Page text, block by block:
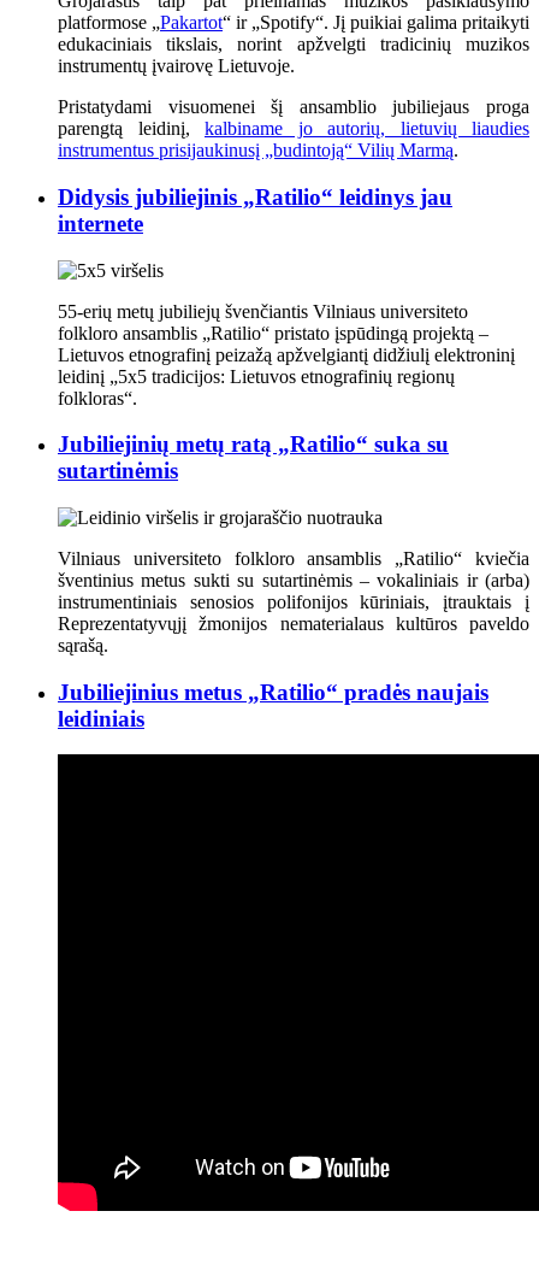
platformose „Pakartot“ ir „Spotify“. Jį puikiai galima pritaikyti
edukaciniais tikslais, norint apžvelgti tradicinių muzikos
instrumentų įvairovę Lietuvoje.
Pristatydami visuomenei šį ansamblio jubiliejaus proga
parengtą leidinį, kalbiname jo autorių, lietuvių liaudies
instrumentus prisijaukinusį „budintoją“ Vilių Marmą.
Didysis jubiliejinis „Ratilio“ leidinys jau
internete
55-erių metų jubiliejų švenčiantis Vilniaus universiteto
folkloro ansamblis „Ratilio“ pristato įspūdingą projektą –
Lietuvos etnografinį peizažą apžvelgiantį didžiulį elektroninį
leidinį „5x5 tradicijos: Lietuvos etnografinių regionų
folkloras“.
Jubiliejinių metų ratą „Ratilio“ suka su
sutartinėmis
Vilniaus universiteto folkloro ansamblis „Ratilio“ kviečia
šventinius metus sukti su sutartinėmis – vokaliniais ir (arba)
instrumentiniais senosios polifonijos kūriniais, įtrauktais į
Reprezentatyvųjį žmonijos nematerialaus kultūros paveldo
sąrašą.
Jubiliejinius metus „Ratilio“ pradės naujais
leidiniais